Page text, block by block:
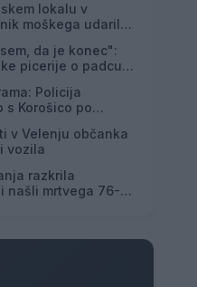
lokalu v
moškega udaril s
da je konec":
picerije o padcu s
Policija
s Korošico po
v Velenju občanka
vozila
razkrila
našli mrtvega 76-